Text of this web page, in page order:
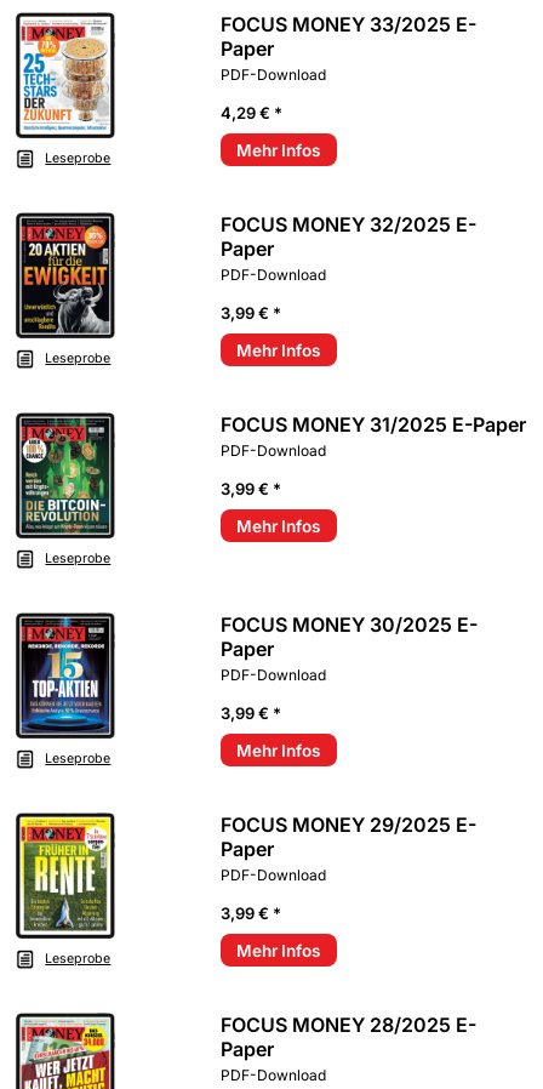
Leseprobe
FOCUS MONEY 33/2025 E-
Paper
PDF-Download
4,29 € *
Mehr Infos
Leseprobe
FOCUS MONEY 32/2025 E-
Paper
PDF-Download
3,99 € *
Mehr Infos
Leseprobe
FOCUS MONEY 31/2025 E-Paper
PDF-Download
3,99 € *
Mehr Infos
Leseprobe
FOCUS MONEY 30/2025 E-
Paper
PDF-Download
3,99 € *
Mehr Infos
Leseprobe
FOCUS MONEY 29/2025 E-
Paper
PDF-Download
3,99 € *
Mehr Infos
FOCUS MONEY 28/2025 E-
Paper
PDF-Download